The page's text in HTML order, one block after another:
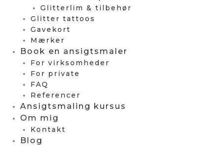
Glitterlim & tilbehør
Glitter tattoos
Gavekort
Mærker
Book en ansigtsmaler
For virksomheder
For private
FAQ
Referencer
Ansigtsmaling kursus
Om mig
Kontakt
Blog